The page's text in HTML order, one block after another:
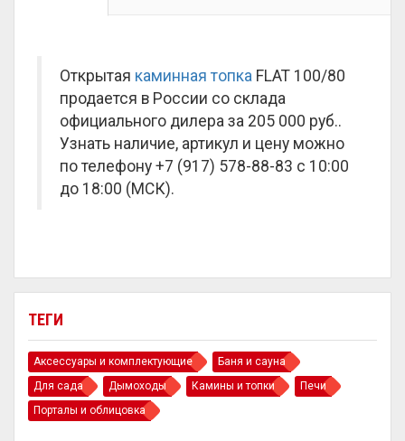
ТЕГИ
Аксессуары и комплектующие
Баня и сауна
Для сада
Дымоходы Камины и топки
Печи
Порталы и облицовка
Открытая каминная топка FLAT 100/80
продается в России со склада
официального дилера за 205 000 руб..
Узнать наличие, артикул и цену можно
по телефону +7 (917) 578-88-83 с 10:00
до 18:00 (МСК).